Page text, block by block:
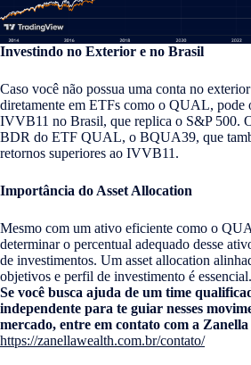
Investindo no Exterior e no Brasil
Caso você não possua uma conta no
diretamente em ETFs como o QUAL, pode
IVVB11 no Brasil, que replica o S&P 500.
BDR do ETF QUAL, o BQUA39, que
retornos superiores ao IVVB11.
Importância do Asset Allocation
Mesmo com um ativo eficiente como o
determinar o percentual adequado desse
de investimentos. Um asset allocation
objetivos e perfil de investimento é essencial.
Se você busca ajuda de um time
independente para te guiar nesses
mercado, entre em contato com a
https://zanellawealth.com.br/contato/